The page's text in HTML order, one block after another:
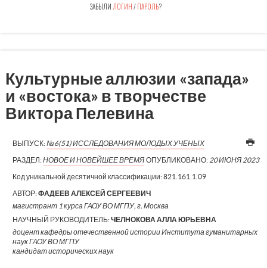
ЗАБЫЛИ ЛОГИН/ПАРОЛЬ?
Культурные аллюзии «запада»
и «востока» в творчестве
Виктора Пелевина
ВЫПУСК:№6(51) ИССЛЕДОВАНИЯ МОЛОДЫХ УЧЕНЫХ
РАЗДЕЛ:НОВОЕ И НОВЕЙШЕЕ ВРЕМЯ ОПУБЛИКОВАНО: 20 ИЮНЯ 2023
Код уникальной десятичной классификации:821.161.1.09
АВТОР:ФАДЕЕВ АЛЕКСЕЙ СЕРГЕЕВИЧ
магистрант 1 курса ГАОУ ВО МГПУ, г. Москва
НАУЧНЫЙ РУКОВОДИТЕЛЬ:ЧЕЛНОКОВА АЛЛА ЮРЬЕВНА
доцент кафедры отечественной истории Института гуманитарных
наук ГАОУ ВО МГПУ
кандидат исторических наук